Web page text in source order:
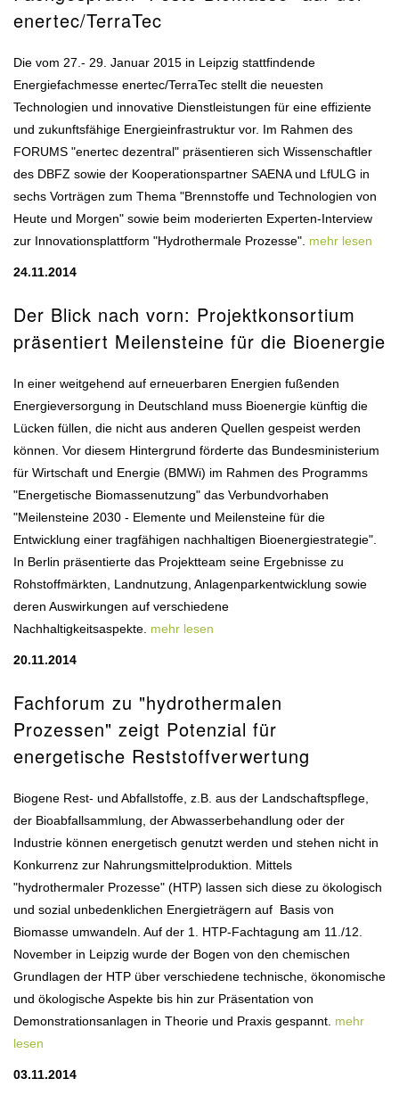
enertec/TerraTec
Die vom 27.- 29. Januar 2015 in Leipzig stattfindende
Energiefachmesse enertec/TerraTec stellt die neuesten
Technologien und innovative Dienstleistungen für eine effiziente
und zukunftsfähige Energieinfrastruktur vor. Im Rahmen des
FORUMS "enertec dezentral" präsentieren sich Wissenschaftler
des DBFZ sowie der Kooperationspartner SAENA und LfULG in
sechs Vorträgen zum Thema "Brennstoffe und Technologien von
Heute und Morgen" sowie beim moderierten Experten-Interview
zur Innovationsplattform "Hydrothermale Prozesse". mehr lesen
24.11.2014
Der Blick nach vorn: Projektkonsortium
präsentiert Meilensteine für die Bioenergie
In einer weitgehend auf erneuerbaren Energien fußenden
Energieversorgung in Deutschland muss Bioenergie künftig die
Lücken füllen, die nicht aus anderen Quellen gespeist werden
können. Vor diesem Hintergrund förderte das Bundesministerium
für Wirtschaft und Energie (BMWi) im Rahmen des Programms
"Energetische Biomassenutzung" das Verbundvorhaben
"Meilensteine 2030 - Elemente und Meilensteine für die
Entwicklung einer tragfähigen nachhaltigen Bioenergiestrategie".
In Berlin präsentierte das Projektteam seine Ergebnisse zu
Rohstoffmärkten, Landnutzung, Anlagenparkentwicklung sowie
deren Auswirkungen auf verschiedene
Nachhaltigkeitsaspekte. mehr lesen
20.11.2014
Fachforum zu "hydrothermalen
Prozessen" zeigt Potenzial für
energetische Reststoffverwertung
Biogene Rest- und Abfallstoffe, z.B. aus der Landschaftspflege,
der Bioabfallsammlung, der Abwasserbehandlung oder der
Industrie können energetisch genutzt werden und stehen nicht in
Konkurrenz zur Nahrungsmittelproduktion. Mittels
"hydrothermaler Prozesse" (HTP) lassen sich diese zu ökologisch
und sozial unbedenklichen Energieträgern auf Basis von
Biomasse umwandeln. Auf der 1. HTP-Fachtagung am 11./12.
November in Leipzig wurde der Bogen von den chemischen
Grundlagen der HTP über verschiedene technische, ökonomische
und ökologische Aspekte bis hin zur Präsentation von
Demonstrationsanlagen in Theorie und Praxis gespannt. mehr
lesen
03.11.2014